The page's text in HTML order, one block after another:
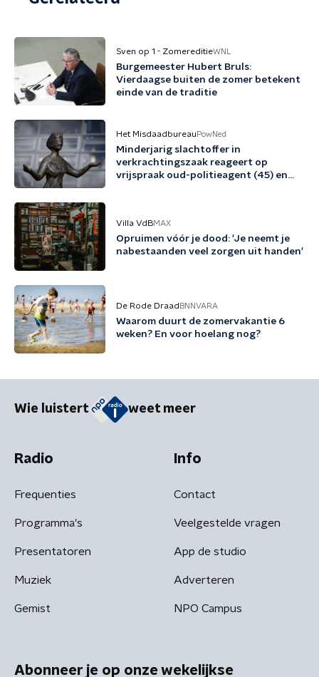
Sven op 1 - ZomereditieWNL
Burgemeester Hubert Bruls:
Vierdaagse buiten de zomer betekent
einde van de traditie
Het Misdaadbureau PowNed
Minderjarig slachtoffer in
verkrachtingszaak reageert op
vrijspraak oud-politieagent (45) en
Villa VdBMAX
Opruimen vóór je dood: 'Je neemt je
nabestaanden veel zorgen uit handen'
De Rode Draad BNNVARA
Waarom duurt de zomervakantie 6
weken? En voor hoelang nog?
Wie luistert weet meer
Radio
Frequenties
Programma's
Presentatoren
Muziek
Gemist
Info
Contact
Veelgestelde vragen
App de studio
Adverteren
NPO Campus
Abonneer je op onze wekelijkse